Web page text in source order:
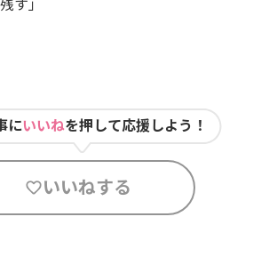
にいいねを押して応援しよう！
いいねする